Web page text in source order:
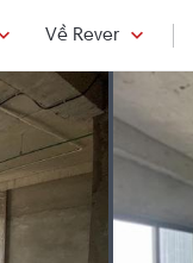
Về Rever